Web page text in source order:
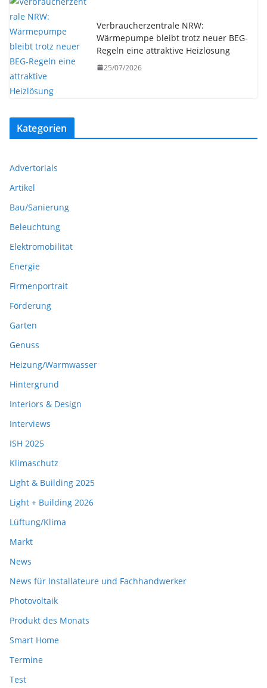
Verbraucherzentrale NRW:
Wärmepumpe bleibt trotz neuer BEG-
Regeln eine attraktive Heizlösung
25/07/2026
Kategorien
Advertorials
Artikel
Bau/Sanierung
Beleuchtung
Elektromobilität
Energie
Firmenportrait
Förderung
Garten
Genuss
Heizung/Warmwasser
Hintergrund
Interiors & Design
Interviews
ISH 2025
Klimaschutz
Light & Building 2025
Light + Building 2026
Lüftung/Klima
Markt
News
News für Installateure und Fachhandwerker
Photovoltaik
Produkt des Monats
Smart Home
Termine
Test